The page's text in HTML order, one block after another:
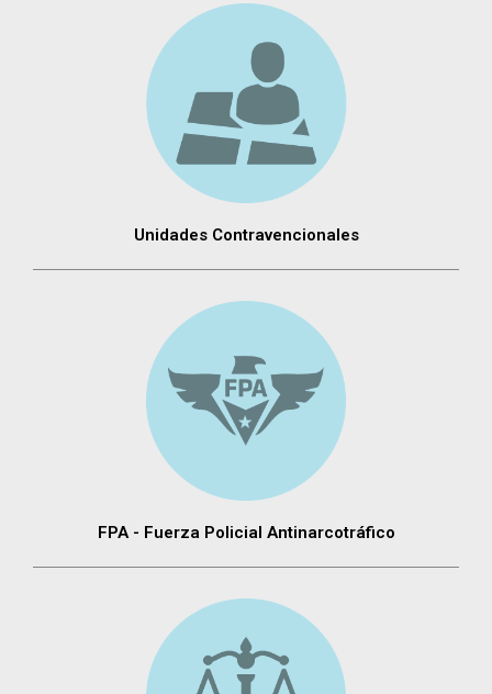
Unidades Contravencionales
FPA - Fuerza Policial Antinarcotráfico